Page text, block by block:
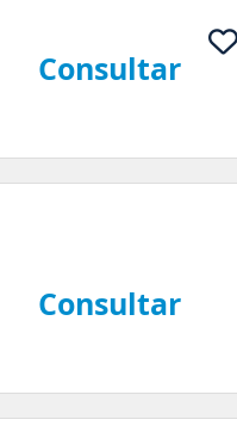
Consultar
Consultar